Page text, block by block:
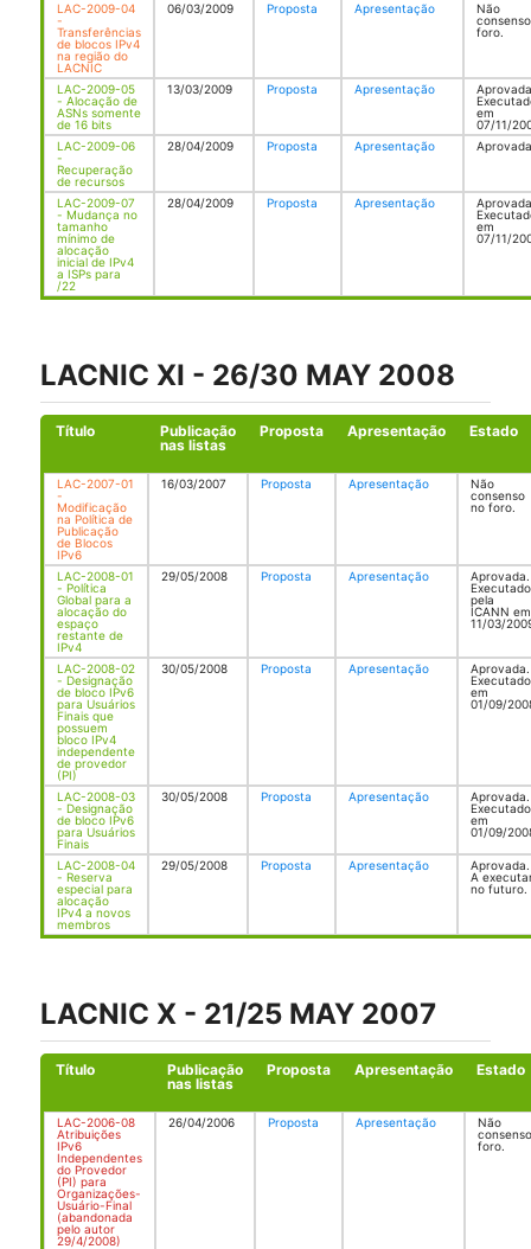
LAC-2009-04
-
Transferências
de blocos IPv4
na região do
LACNIC
06/03/2009 Proposta Apresentação
Não
foro.
LAC-2009-05
- Alocação de
ASNs somente
de 16 bits
13/03/2009 Proposta Apresentação
em
07/11/
LAC-2009-06
-
Recuperação
de recursos
28/04/2009 Proposta Apresentação
LAC-2009-07
- Mudança no
tamanho
mínimo de
alocação
inicial de IPv4
a ISPs para
/22
28/04/2009 Proposta Apresentação
em
07/11/
LACNIC XI - 26/30 MAY 2008
Título
Publicação
nas listas
Proposta Apresentação Estado
LAC-2007-01
-
Modificação
na Política de
Publicação
de Blocos
IPv6
16/03/2007 Proposta Apresentação
Não
consenso
no foro.
LAC-2008-01
- Política
Global para a
alocação do
espaço
restante de
IPv4
29/05/2008 Proposta Apresentação
Aprovada.
Executado
pela
ICANN em
11/03/
LAC-2008-02
- Designação
de bloco IPv6
para Usuários
Finais que
possuem
bloco IPv4
independente
de provedor
(PI)
30/05/2008 Proposta Apresentação
Aprovada.
Executado
em
01/09/
LAC-2008-03
- Designação
de bloco IPv6
para Usuários
Finais
30/05/2008 Proposta Apresentação
Aprovada.
Executado
em
01/09/
LAC-2008-04
- Reserva
especial para
alocação
IPv4 a novos
membros
29/05/2008 Proposta Apresentação
Aprovada.
A
no futuro.
LACNIC X - 21/25 MAY 2007
Título
Publicação
nas listas
Proposta Apresentação Estado
LAC-2006-08
Atribuições
IPv6
Independentes
do Provedor
(PI) para
Organizações-
Usuário-Final
(abandonada
pelo autor
29/4/2008)
26/04/2006 Proposta Apresentação
Não
foro.